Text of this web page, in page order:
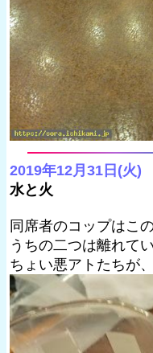
2019年12月31日(火)
水と火
同席者のコップはこ
うちの二つは離れてい
ちょい悪アトたちが